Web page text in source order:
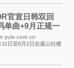
官宣日韩双回
单曲+9月正规一
yule com cn
日至8月2日在釜山社稷
TOUR
2&rsquo; IN
度难忘时光。 在演